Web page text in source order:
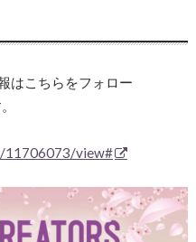
はこちらをフォロー
11706073/view#